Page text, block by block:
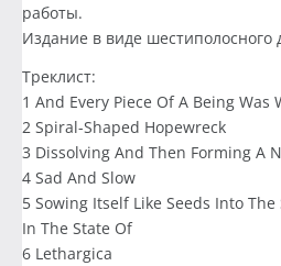
работы.
Издание в виде шестиполосного
Треклист:
1 And Every Piece Of A Being Was
2 Spiral-Shaped Hopewreck
3 Dissolving And Then Forming A
4 Sad And Slow
5 Sowing Itself Like Seeds Into
In The State Of
6 Lethargica